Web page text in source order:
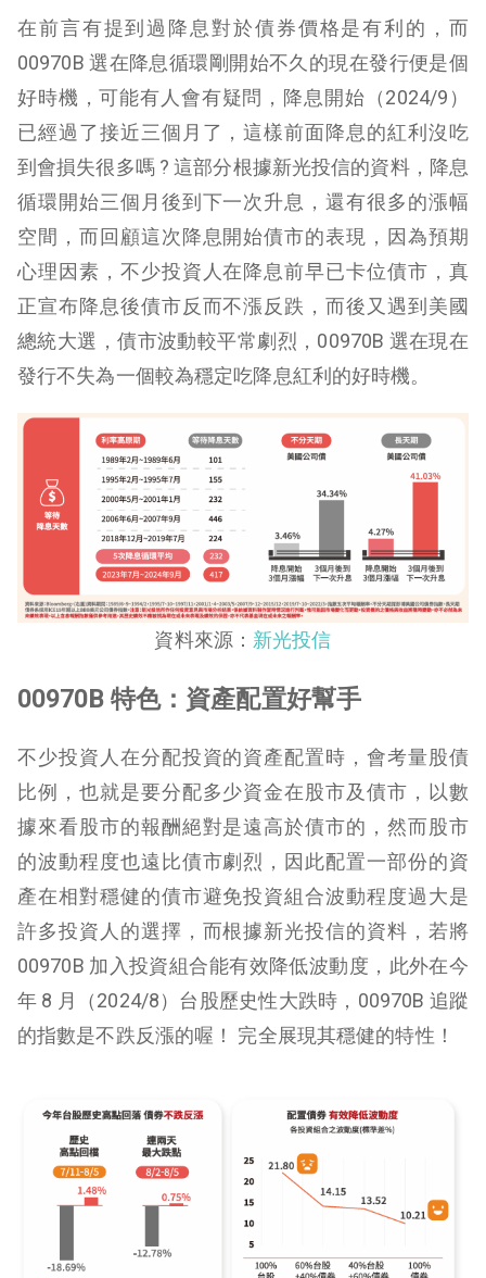
在前言有提到過降息對於債券價格是有利的，而
00970B 選在降息循環剛開始不久的現在發行便是個
好時機，可能有人會有疑問，降息開始（2024/9）
已經過了接近三個月了，這樣前面降息的紅利沒吃
到會損失很多嗎 ? 這部分根據新光投信的資料，降息
循環開始三個月後到下一次升息，還有很多的漲幅
空間，而回顧這次降息開始債市的表現，因為預期
心理因素，不少投資人在降息前早已卡位債市，真
正宣布降息後債市反而不漲反跌，而後又遇到美國
總統大選，債市波動較平常劇烈，00970B 選在現在
發行不失為一個較為穩定吃降息紅利的好時機。
資料來源： 新光投信
00970B 特色：資產配置好幫手
不少投資人在分配投資的資產配置時，會考量股債
比例，也就是要分配多少資金在股市及債市，以數
據來看股市的報酬絕對是遠高於債市的，然而股市
的波動程度也遠比債市劇烈，因此配置一部份的資
產在相對穩健的債市避免投資組合波動程度過大是
許多投資人的選擇，而根據新光投信的資料，若將
00970B 加入投資組合能有效降低波動度，此外在今
年 8 月（2024/8）台股歷史性大跌時，00970B 追蹤
的指數是不跌反漲的喔！ 完全展現其穩健的特性！